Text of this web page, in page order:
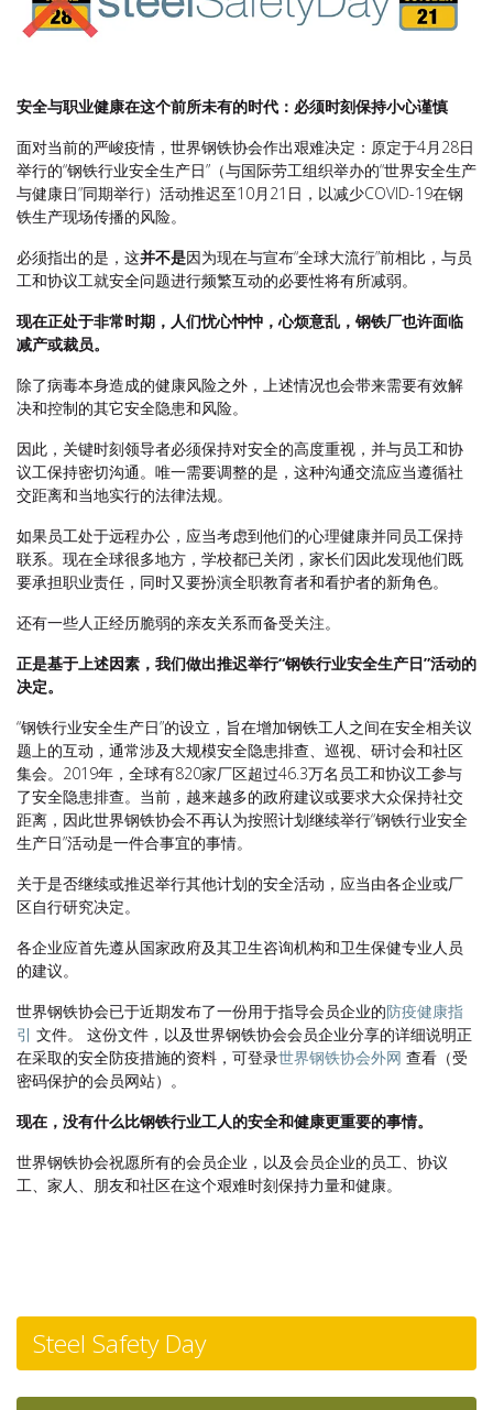
安全与职业健康在这个前所未有的时代：必须时刻保持小心谨慎
面对当前的严峻疫情，世界钢铁协会作出艰难决定：原定于4月28日
举行的“钢铁行业安全生产日”（与国际劳工组织举办的“世界安全生产
与健康日”同期举行）活动推迟至10月21日，以减少COVID-19在钢
铁生产现场传播的风险。
必须指出的是，这并不是因为现在与宣布“全球大流行”前相比，与员
工和协议工就安全问题进行频繁互动的必要性将有所减弱。
现在正处于非常时期，人们忧心忡忡，心烦意乱，钢铁厂也许面临
减产或裁员。
除了病毒本身造成的健康风险之外，上述情况也会带来需要有效解
决和控制的其它安全隐患和风险。
因此，关键时刻领导者必须保持对安全的高度重视，并与员工和协
议工保持密切沟通。唯一需要调整的是，这种沟通交流应当遵循社
交距离和当地实行的法律法规。
如果员工处于远程办公，应当考虑到他们的心理健康并同员工保持
联系。现在全球很多地方，学校都已关闭，家长们因此发现他们既
要承担职业责任，同时又要扮演全职教育者和看护者的新角色。
还有一些人正经历脆弱的亲友关系而备受关注。
正是基于上述因素，我们做出推迟举行“钢铁行业安全生产日”活动的
决定。
“钢铁行业安全生产日”的设立，旨在增加钢铁工人之间在安全相关议
题上的互动，通常涉及大规模安全隐患排查、巡视、研讨会和社区
集会。2019年，全球有820家厂区超过46.3万名员工和协议工参与
了安全隐患排查。当前，越来越多的政府建议或要求大众保持社交
距离，因此世界钢铁协会不再认为按照计划继续举行“钢铁行业安全
生产日”活动是一件合事宜的事情。
关于是否继续或推迟举行其他计划的安全活动，应当由各企业或厂
区自行研究决定。
各企业应首先遵从国家政府及其卫生咨询机构和卫生保健专业人员
的建议。
世界钢铁协会已于近期发布了一份用于指导会员企业的防疫健康指
引 文件。 这份文件，以及世界钢铁协会会员企业分享的详细说明正
在采取的安全防疫措施的资料，可登录世界钢铁协会外网 查看（受
密码保护的会员网站）。
现在，没有什么比钢铁行业工人的安全和健康更重要的事情。
世界钢铁协会祝愿所有的会员企业，以及会员企业的员工、协议
工、家人、朋友和社区在这个艰难时刻保持力量和健康。
Steel Safety Day